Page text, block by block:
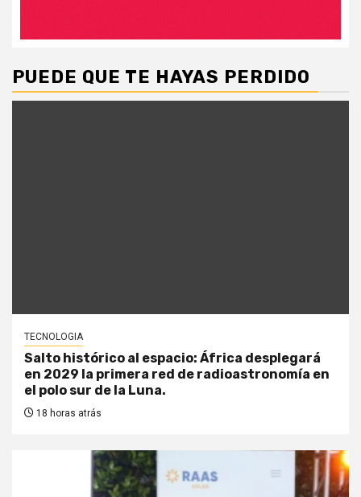
PUEDE QUE TE HAYAS PERDIDO
TECNOLOGIA
Salto histórico al espacio: África desplegará
en 2029 la primera red de radioastronomía en
el polo sur de la Luna.
18 horas atrás